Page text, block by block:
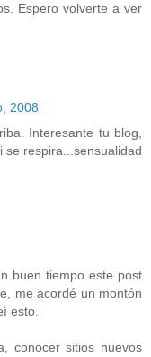
Espero volverte a ver
2008
Interesante tu blog,
se respira...sensualidad
buen tiempo este post
me acordé un montón
esto.
conocer sitios nuevos